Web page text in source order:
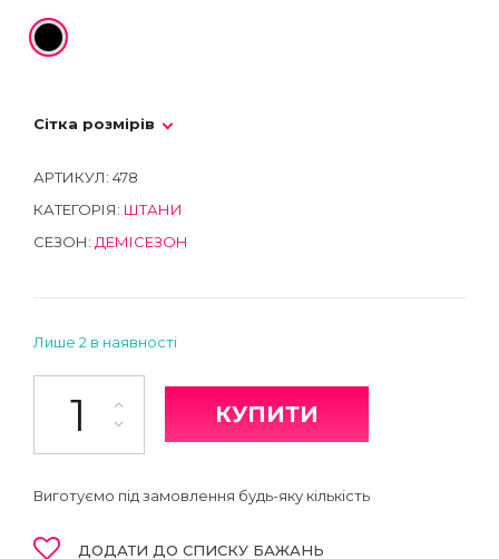
Сітка розмірів
АРТИКУЛ: 478
КАТЕГОРІЯ: ШТАНИ
СЕЗОН: ДЕМІСЕЗОН
Лише 2 в наявності
КУПИТИ
Виготуємо під замовлення будь-яку кількість
ДОДАТИ ДО СПИСКУ БАЖАНЬ